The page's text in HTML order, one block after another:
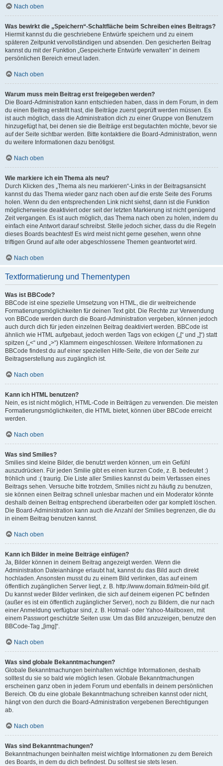
Nach oben
Was bewirkt die „Speichern“-Schaltfläche beim Schreiben eines Beitrags?
Hiermit kannst du die geschriebene Entwürfe speichern und zu einem
späteren Zeitpunkt vervollständigen und absenden. Den gesicherten Beitrag
kannst du mit der Funktion „Gespeicherte Entwürfe verwalten“ in deinem
persönlichen Bereich erneut laden.
Nach oben
Warum muss mein Beitrag erst freigegeben werden?
Die Board-Administration kann entschieden haben, dass in dem Forum, in dem
du einen Beitrag erstellt hast, die Beiträge zuerst geprüft werden müssen. Es
ist auch möglich, dass die Administration dich zu einer Gruppe von Benutzern
hinzugefügt hat, bei denen sie die Beiträge erst begutachten möchte, bevor sie
auf der Seite sichtbar werden. Bitte kontaktiere die Board-Administration, wenn
du weitere Informationen dazu benötigst.
Nach oben
Wie markiere ich ein Thema als neu?
Durch Klicken des „Thema als neu markieren“-Links in der Beitragsansicht
kannst du das Thema wieder ganz nach oben auf die erste Seite des Forums
holen. Wenn du den entsprechenden Link nicht siehst, dann ist die Funktion
möglicherweise deaktiviert oder seit der letzten Markierung ist nicht genügend
Zeit vergangen. Es ist auch möglich, das Thema nach oben zu holen, indem du
einfach eine Antwort darauf schreibst. Stelle jedoch sicher, dass du die Regeln
dieses Boards beachtest! Es wird meist nicht gerne gesehen, wenn ohne
triftigen Grund auf alte oder abgeschlossene Themen geantwortet wird.
Nach oben
Textformatierung und Thementypen
Was ist BBCode?
BBCode ist eine spezielle Umsetzung von HTML, die dir weitreichende
Formatierungsmöglichkeiten für deinen Text gibt. Die Rechte zur Verwendung
von BBCode werden durch die Board-Administration vergeben, können jedoch
auch durch dich für jeden einzelnen Beitrag deaktiviert werden. BBCode ist
ähnlich wie HTML aufgebaut, jedoch werden Tags von eckigen („[“ und „]“) statt
spitzen („<“ und „>“) Klammern eingeschlossen. Weitere Informationen zu
BBCode findest du auf einer speziellen Hilfe-Seite, die von der Seite zur
Beitragserstellung aus zugänglich ist.
Nach oben
Kann ich HTML benutzen?
Nein, es ist nicht möglich, HTML-Code in Beiträgen zu verwenden. Die meisten
Formatierungsmöglichkeiten, die HTML bietet, können über BBCode erreicht
werden.
Nach oben
Was sind Smilies?
Smilies sind kleine Bilder, die benutzt werden können, um ein Gefühl
auszudrücken. Für jeden Smilie gibt es einen kurzen Code, z. B. bedeutet :)
fröhlich und :( traurig. Die Liste aller Smilies kannst du beim Verfassen eines
Beitrags sehen. Versuche bitte trotzdem, Smilies nicht zu häufig zu benutzen,
sie können einen Beitrag schnell unlesbar machen und ein Moderator könnte
deshalb deinen Beitrag entsprechend überarbeiten oder gar komplett löschen.
Die Board-Administration kann auch die Anzahl der Smilies begrenzen, die du
in einem Beitrag benutzen kannst.
Nach oben
Kann ich Bilder in meine Beiträge einfügen?
Ja, Bilder können in deinem Beitrag angezeigt werden. Wenn die
Administration Dateianhänge erlaubt hat, kannst du das Bild auch direkt
hochladen. Ansonsten musst du zu einem Bild verlinken, das auf einem
öffentlich zugänglichen Server liegt, z. B. http://www.domain.tld/mein-bild.gif.
Du kannst weder Bilder verlinken, die sich auf deinem eigenen PC befinden
(außer es ist ein öffentlich zugänglicher Server), noch zu Bildern, die nur nach
einer Anmeldung verfügbar sind, z. B. Hotmail- oder Yahoo-Mailboxen, mit
einem Passwort geschützte Seiten usw. Um das Bild anzuzeigen, benutze den
BBCode-Tag „[img]“.
Nach oben
Was sind globale Bekanntmachungen?
Globale Bekanntmachungen beinhalten wichtige Informationen, deshalb
solltest du sie so bald wie möglich lesen. Globale Bekanntmachungen
erscheinen ganz oben in jedem Forum und ebenfalls in deinem persönlichen
Bereich. Ob du eine globale Bekanntmachung schreiben kannst oder nicht,
hängt von den durch die Board-Administration vergebenen Berechtigungen
ab.
Nach oben
Was sind Bekanntmachungen?
Bekanntmachungen beinhalten meist wichtige Informationen zu dem Bereich
des Boards, in dem du dich befindest. Du solltest sie stets lesen.